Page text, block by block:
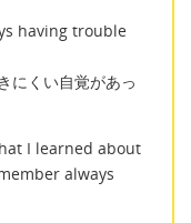
having trouble
にくい自覚があっ
I learned about
always